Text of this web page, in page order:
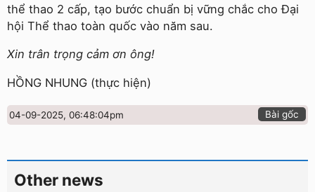
thể thao 2 cấp, tạo bước chuẩn bị vững chắc cho Đại
hội Thể thao toàn quốc vào năm sau.
Xin trân trọng cảm ơn ông!
HỒNG NHUNG (thực hiện)
04-09-2025, 06:48:04pm Bài gốc
Other news